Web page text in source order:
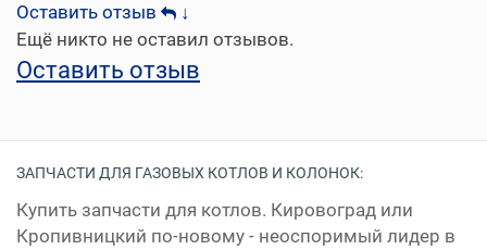
Оставить отзыв
↓
Ещё никто не оставил отзывов.
Оставить отзыв
ЗАПЧАСТИ ДЛЯ ГАЗОВЫХ КОТЛОВ И КОЛОНОК:
Купить запчасти для котлов. Кировоград или
Кропивницкий по-новому - неоспоримый лидер в